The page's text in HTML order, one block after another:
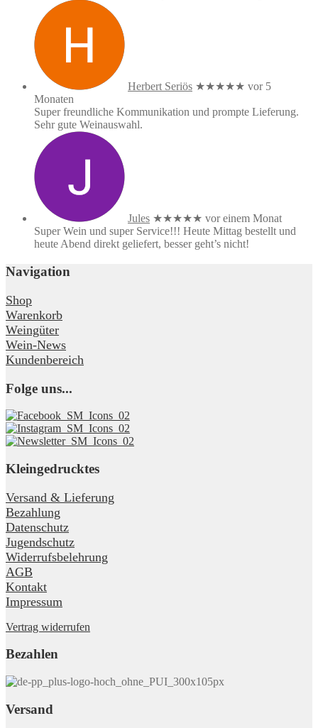
Herbert Seriös ★★★★★ vor 5
Monaten
Super freundliche Kommunikation und prompte Lieferung.
Sehr gute Weinauswahl.
Jules ★★★★★ vor einem Monat
Super Wein und super Service!!! Heute Mittag bestellt und
heute Abend direkt geliefert, besser geht’s nicht!
Navigation
Shop
Warenkorb
Weingüter
Wein-News
Kundenbereich
Folge uns...
Kleingedrucktes
Versand & Lieferung
Bezahlung
Datenschutz
Jugendschutz
Widerrufsbelehrung
AGB
Kontakt
Impressum
Vertrag widerrufen
Bezahlen
Versand